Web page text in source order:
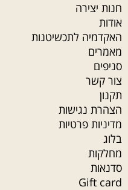
חנות יצירה
אודות
האקדמיה לתכשיטנות
מאמרים
סניפים
צור קשר
תקנון
הצהרת נגישות
מדיניות פרטיות
בלוג
מחלקות
סדנאות
Gift card